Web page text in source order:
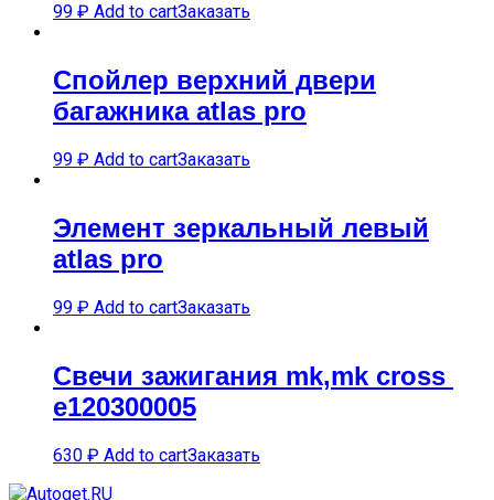
99 ₽ Add to cartЗаказать
Спойлер верхний двери
багажника atlas pro
99 ₽ Add to cartЗаказать
Элемент зеркальный левый
atlas pro
99 ₽ Add to cartЗаказать
Свечи зажигания mk,mk cross
e120300005
630 ₽ Add to cartЗаказать